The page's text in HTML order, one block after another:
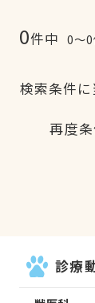
0件中 0〜
検索条件
再度
診療